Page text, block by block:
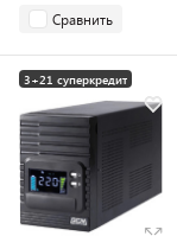
Сравнить
3+21 суперкредит
Разумная цена